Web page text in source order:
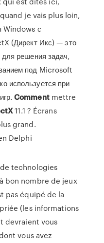
je vais plus loin,
Windows с
(Директ Икс) — это
решения задач,
под Microsoft
используется при
Commentmettre
11.1 ? Écrans
grand.
Delphi
technologies
bon nombre de jeux
pas équipé de la
(les informations
devraient vous
vous avez